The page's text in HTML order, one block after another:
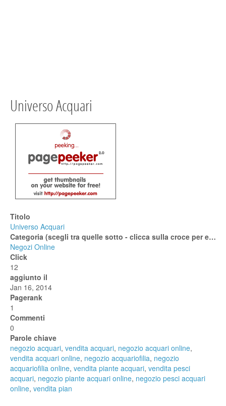
Universo Acquari
Titolo
Universo Acquari
Categoria (scegli tra quelle sotto - clicca sulla croce per espanderle)
Negozi Online
Click
12
aggiunto il
Jan 16, 2014
Pagerank
1
Commenti
0
Parole chiave
negozio acquari, vendita acquari, negozio acquari online,
vendita acquari online, negozio acquariofilia, negozio
acquariofilia online, vendita piante acquari, vendita pesci
acquari, negozio piante acquari online, negozio pesci acquari
online, vendita pian